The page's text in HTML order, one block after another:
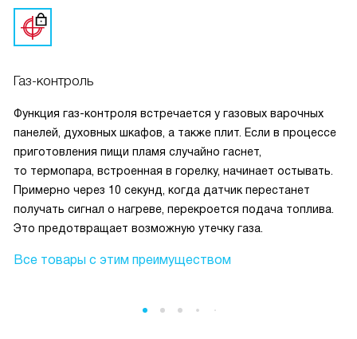
Газ-контроль
Функция газ-контроля встречается у газовых варочных
панелей, духовных шкафов, а также плит. Если в процессе
приготовления пищи пламя случайно гаснет,
то термопара, встроенная в горелку, начинает остывать.
Примерно через 10 секунд, когда датчик перестанет
получать сигнал о нагреве, перекроется подача топлива.
Это предотвращает возможную утечку газа.
Все товары с этим преимуществом